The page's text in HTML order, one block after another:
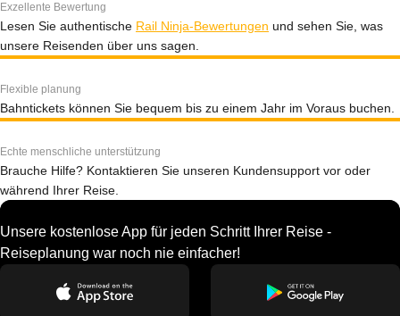
Exzellente Bewertung
Lesen Sie authentische Rail Ninja-Bewertungen und sehen Sie, was
unsere Reisenden über uns sagen.
Flexible planung
Bahntickets können Sie bequem bis zu einem Jahr im Voraus buchen.
Echte menschliche unterstützung
Brauche Hilfe? Kontaktieren Sie unseren Kundensupport vor oder
während Ihrer Reise.
Unsere kostenlose App für jeden Schritt Ihrer Reise -
Reiseplanung war noch nie einfacher!